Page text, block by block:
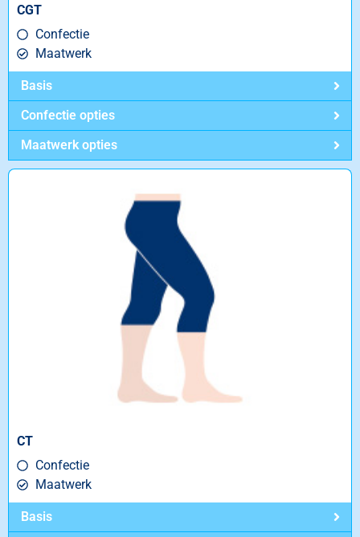
CGT
Confectie
Maatwerk
Basis
Confectie opties
Maatwerk opties
CT
Confectie
Maatwerk
Basis